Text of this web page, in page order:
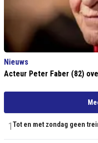
Nieuws
Acteur Peter Faber (82)
1Tot en met zondag geen